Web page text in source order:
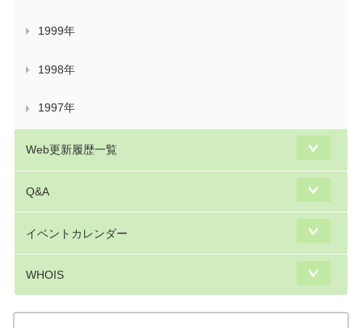
1999年
1998年
1997年
Web更新履歴一覧
Q&A
イベントカレンダー
WHOIS